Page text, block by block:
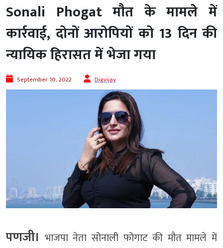
Sonali Phogat मौत के मामले में
कार्रवाई, दोनों आरोपियों को 13 दिन की
न्यायिक हिरासत में भेजा गया
September 10, 2022 Digvijay
पणजी। भाजपा नेता सोनाली फोगाट की मौत मामले में